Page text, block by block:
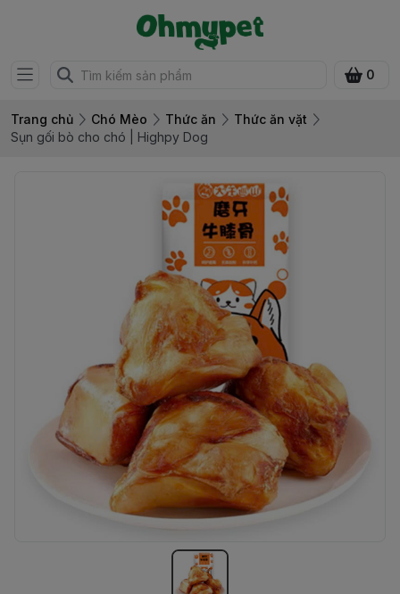
0
Trang chủ Chó Mèo Thức ăn
Thức ăn vặt
Sụn gối bò cho chó | Highpy Dog